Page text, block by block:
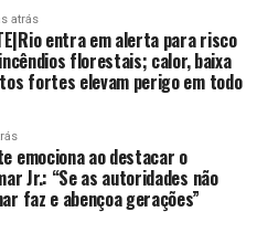
atrás
entra em alerta para risco
florestais; calor, baixa
fortes elevam perigo em todo
emociona ao destacar o
Jr.: “Se as autoridades não
faz e abençoa gerações”